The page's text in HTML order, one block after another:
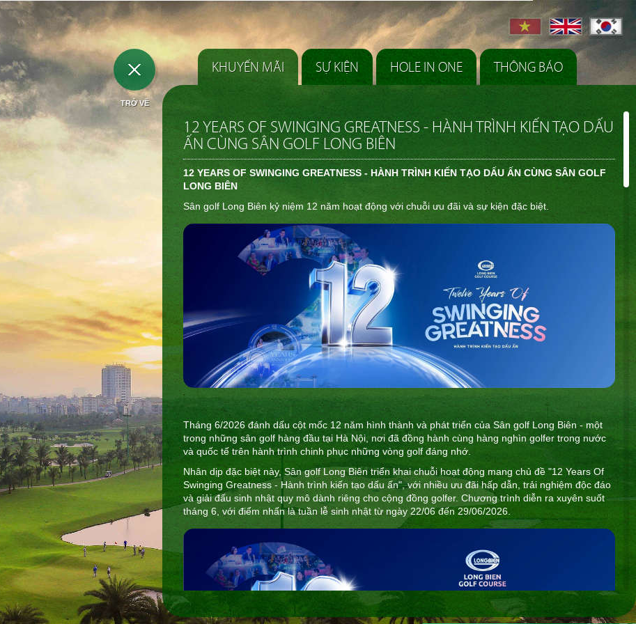
KHUYẾN MÃI SỰ KIỆN HOLE IN ONE THÔNG BÁO
TRỞ VỀ
12 YEARS OF SWINGING GREATNESS - HÀNH TRÌNH KIẾN TẠO DẤU
ẤN CÙNG SÂN GOLF LONG BIÊN
12 YEARS OF SWINGING GREATNESS - HÀNH TRÌNH KIẾN TẠO DẤU ẤN CÙNG SÂN GOLF
LONG BIÊN
Sân golf Long Biên kỷ niệm 12 năm hoạt động với chuỗi ưu đãi và sự kiện đặc biệt.
Tháng 6/2026 đánh dấu cột mốc 12 năm hình thành và phát triển của Sân golf Long Biên - một
trong những sân golf hàng đầu tại Hà Nội, nơi đã đồng hành cùng hàng nghìn golfer trong nước
và quốc tế trên hành trình chinh phục những vòng golf đáng nhớ.
Nhân dịp đặc biệt này, Sân golf Long Biên triển khai chuỗi hoạt động mang chủ đề "12 Years Of
Swinging Greatness - Hành trình kiến tạo dấu ấn", với nhiều ưu đãi hấp dẫn, trải nghiệm độc đáo
và giải đấu sinh nhật quy mô dành riêng cho cộng đồng golfer. Chương trình diễn ra xuyên suốt
tháng 6, với điểm nhấn là tuần lễ sinh nhật từ ngày 22/06 đến 29/06/2026.